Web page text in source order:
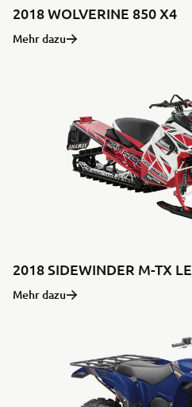
2018 WOLVERINE 850 X4
Mehr dazu
2018 SIDEWINDER M-TX LE
Mehr dazu